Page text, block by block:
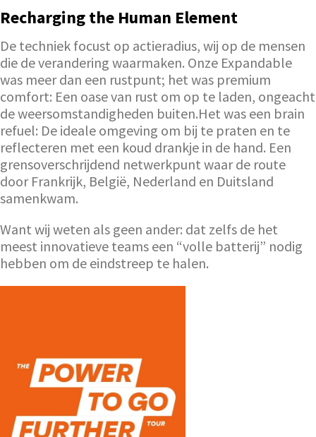
Recharging the Human Element
De techniek focust op actieradius, wij op de mensen
die de verandering waarmaken. Onze Expandable
was meer dan een rustpunt; het was premium
comfort: Een oase van rust om op te laden, ongeacht
de weersomstandigheden buiten.Het was een brain
refuel: De ideale omgeving om bij te praten en te
reflecteren met een koud drankje in de hand. Een
grensoverschrijdend netwerkpunt waar de route
door Frankrijk, België, Nederland en Duitsland
samenkwam.
Want wij weten als geen ander: dat zelfs de het
meest innovatieve teams een “volle batterij” nodig
hebben om de eindstreep te halen.